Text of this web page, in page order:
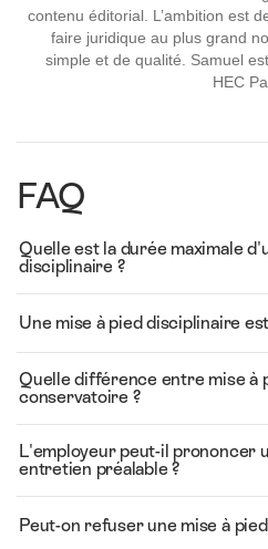
contenu éditorial. L’ambition est
faire juridique au plus grand
simple et de qualité. Samuel
HEC
FAQ
Quelle est la durée maximale
disciplinaire ?
Une mise à pied disciplinaire
Quelle différence entre mise à
conservatoire ?
L'employeur peut-il prononcer
entretien préalable ?
Peut-on refuser une mise à